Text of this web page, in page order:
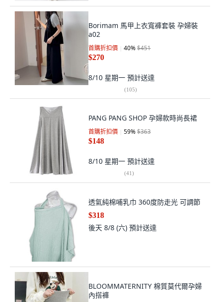
Borimam 馬甲上衣寬褲套裝 孕婦裝
a02
首購折扣價 40%$451
$270
8/10 星期一 預計送達
(105)
PANG PANG SHOP 孕婦款時尚長裙
首購折扣價 59%$363
$148
8/10 星期一 預計送達
(41)
透氣純棉哺乳巾 360度防走光 可調節
$318
後天 8/8 (六) 預計送達
BLOOMMATERNITY 棉質莫代爾孕婦
內搭褲